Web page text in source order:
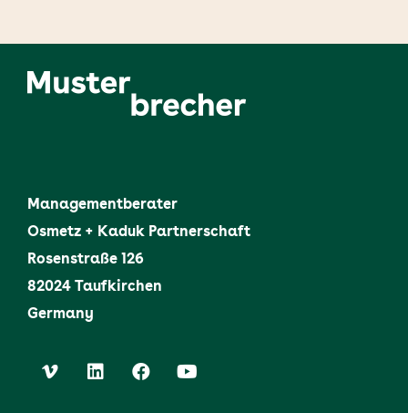
Managementberater
Osmetz + Kaduk Partnerschaft
Rosenstraße 126
82024 Taufkirchen
Germany